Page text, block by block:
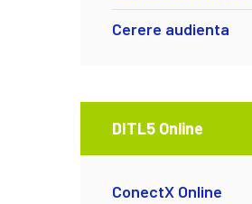
Cerere audienta
DITL5 Online
ConectX Online